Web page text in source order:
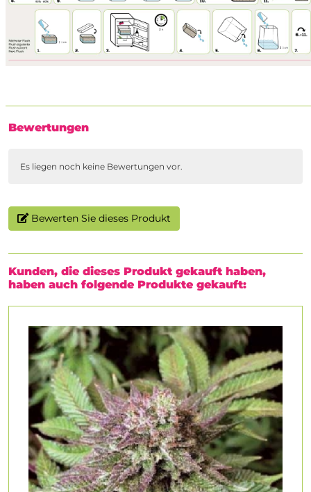
Bewertungen
Es liegen noch keine Bewertungen vor.
Bewerten Sie dieses Produkt
Kunden, die dieses Produkt gekauft haben,
haben auch folgende Produkte gekauft: